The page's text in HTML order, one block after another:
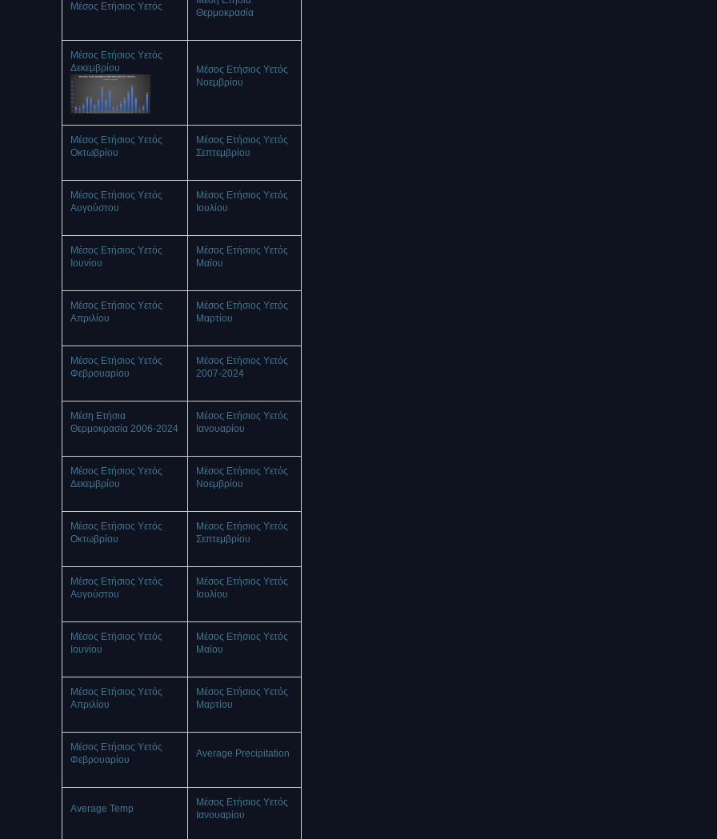
Μέσος Ετήσιος Υετός
Θερμοκρασία
Μέσος Ετήσιος Υετός
Δεκεμβρίου
Μέσος Ετήσιος Υετός
Νοεμβρίου
Μέσος Ετήσιος Υετός
Οκτωβρίου
Μέσος Ετήσιος Υετός
Σεπτεμβρίου
Μέσος Ετήσιος Υετός
Αυγούστου
Μέσος Ετήσιος Υετός
Ιουλίου
Μέσος Ετήσιος Υετός
Ιουνίου
Μέσος Ετήσιος Υετός
Μαϊου
Μέσος Ετήσιος Υετός
Απριλίου
Μέσος Ετήσιος Υετός
Mαρτίου
Μέσος Ετήσιος Υετός
Φεβρουαρίου
Μέσος Ετήσιος Υετός
2007-2024
Μέση Ετήσια
Θερμοκρασία 2006-2024
Μέσος Ετήσιος Υετός
Ιανουαρίου
Μέσος Ετήσιος Υετός
Δεκεμβρίου
Μέσος Ετήσιος Υετός
Nοεμβρίου
Μέσος Ετήσιος Υετός
Οκτωβρίου
Μέσος Ετήσιος Υετός
Σεπτεμβρίου
Μέσος Ετήσιος Υετός
Αυγούστου
Μέσος Ετήσιος Υετός
Ιουλίου
Μέσος Ετήσιος Υετός
Ιουνίου
Μέσος Ετήσιος Υετός
Μαϊου
Μέσος Ετήσιος Υετός
Απριλίου
Μέσος Ετήσιος Υετός
Μαρτίου
Μέσος Ετήσιος Υετός
Φεβρουαρίου
Average Precipitation
Average Temp
Μέσος Ετήσιος Υετός
Ιανουαρίου